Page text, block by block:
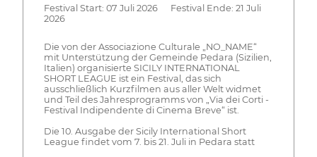
Festival Start: 07 Juli 2026 Festival Ende: 21 Juli
2026
Die von der Associazione Culturale „NO_NAME“
mit Unterstützung der Gemeinde Pedara (Sizilien,
Italien) organisierte SICILY INTERNATIONAL
SHORT LEAGUE ist ein Festival, das sich
ausschließlich Kurzfilmen aus aller Welt widmet
und Teil des Jahresprogramms von „Via dei Corti -
Festival Indipendente di Cinema Breve“ ist.
Die 10. Ausgabe der Sicily International Short
League findet vom 7. bis 21. Juli in Pedara statt